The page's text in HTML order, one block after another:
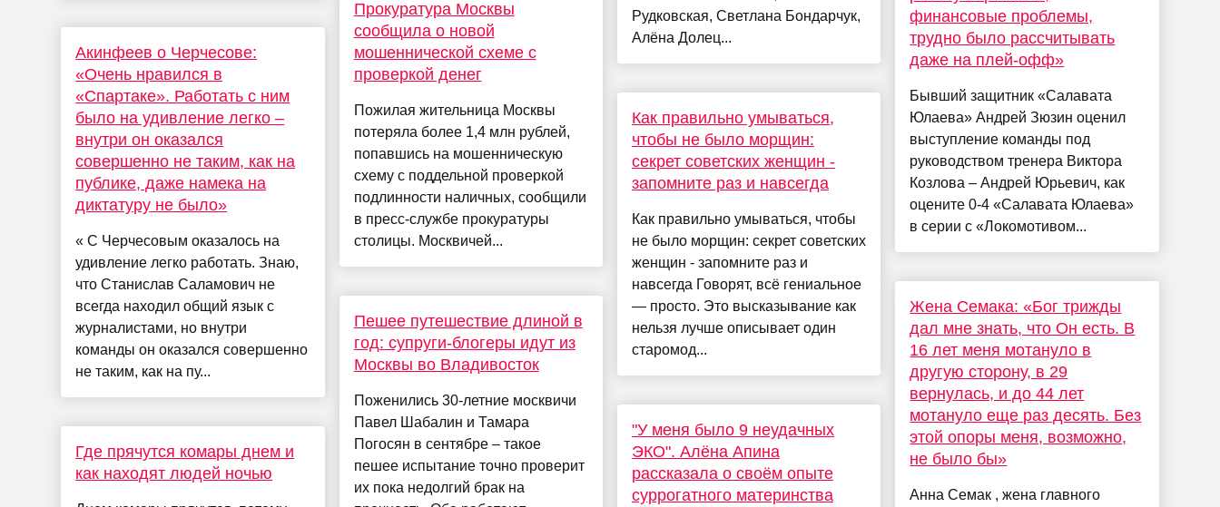
Акинфеев о Черчесове:
«Очень нравился в
«Спартаке». Работать с ним
было на удивление легко –
внутри он оказался
совершенно не таким, как на
публике, даже намека на
диктатуру не было»
« С Черчесовым оказалось на
удивление легко работать. Знаю,
что Станислав Саламович не
всегда находил общий язык с
журналистами, но внутри
команды он оказался совершенно
не таким, как на пу...
Где прячутся комары днем и
как находят людей ночью
Прокуратура Москвы
сообщила о новой
мошеннической схеме с
проверкой денег
Пожилая жительница Москвы
потеряла более 1,4 млн рублей,
попавшись на мошенническую
схему с поддельной проверкой
подлинности наличных, сообщили
в пресс-службе прокуратуры
столицы. Москвичей...
Пешее путешествие длиной в
год: супруги-блогеры идут из
Москвы во Владивосток
Поженились 30-летние москвичи
Павел Шабалин и Тамара
Погосян в сентябре – такое
пешее испытание точно проверит
их пока недолгий брак на
Рудковская, Светлана Бондарчук,
Алёна Долец...
Как правильно умываться,
чтобы не было морщин:
секрет советских женщин -
запомните раз и навсегда
Как правильно умываться, чтобы
не было морщин: секрет советских
женщин - запомните раз и
навсегда Говорят, всё гениальное
— просто. Это высказывание как
нельзя лучше описывает один
старомод...
"У меня было 9 неудачных
ЭКО". Алёна Апина
рассказала о своём опыте
суррогатного материнства
финансовые проблемы,
трудно было рассчитывать
даже на плей-офф»
Бывший защитник «Салавата
Юлаева» Андрей Зюзин оценил
выступление команды под
руководством тренера Виктора
Козлова – Андрей Юрьевич, как
оцените 0-4 «Салавата Юлаева»
в серии с «Локомотивом...
Жена Семака: «Бог трижды
дал мне знать, что Он есть. В
16 лет меня мотануло в
другую сторону, в 29
вернулась, и до 44 лет
мотануло еще раз десять. Без
этой опоры меня, возможно,
не было бы»
Анна Семак , жена главного